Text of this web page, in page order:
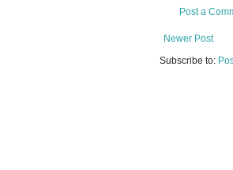
Post a
Newer Post
Subscribe to: